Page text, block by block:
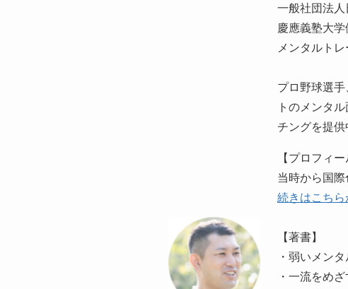
一般社団法
慶應義塾大
メンタルト
プロ野球選
トのメンタ
チングを提供
【プロフィ
当時から国
続きはこちら
【著書】
・弱いメン
・一流をめ